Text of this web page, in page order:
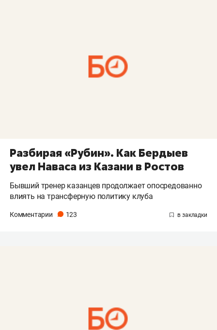
Разбирая «Рубин». Как Бердыев
увел Наваса из Казани в Ростов
Бывший тренер казанцев продолжает опосредованно
влиять на трансферную политику клуба
Комментарии 123